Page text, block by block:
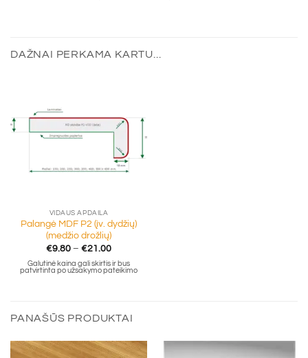
DAŽNAI PERKAMA KARTU...
VIDAUS APDAILA
Palangė MDF P2 (įv. dydžių)
(medžio drožlių)
€9.80 – €21.00Price
€9.80
through
Galutinė kaina gali skirtis ir bus
patvirtinta po užsakymo pateikimo
PANAŠŪS PRODUKTAI